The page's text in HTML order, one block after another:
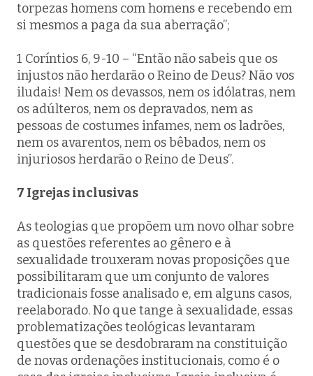
torpezas homens com homens e recebendo em
si mesmos a paga da sua aberração”;
1 Coríntios 6, 9-10 – “Então não sabeis que os
injustos não herdarão o Reino de Deus? Não vos
iludais! Nem os devassos, nem os idólatras, nem
os adúlteros, nem os depravados, nem as
pessoas de costumes infames, nem os ladrões,
nem os avarentos, nem os bêbados, nem os
injuriosos herdarão o Reino de Deus”.
7 Igrejas inclusivas
As teologias que propõem um novo olhar sobre
as questões referentes ao gênero e à
sexualidade trouxeram novas proposições que
possibilitaram que um conjunto de valores
tradicionais fosse analisado e, em alguns casos,
reelaborado. No que tange à sexualidade, essas
problematizações teológicas levantaram
questões que se desdobraram na constituição
de novas ordenações institucionais, como é o